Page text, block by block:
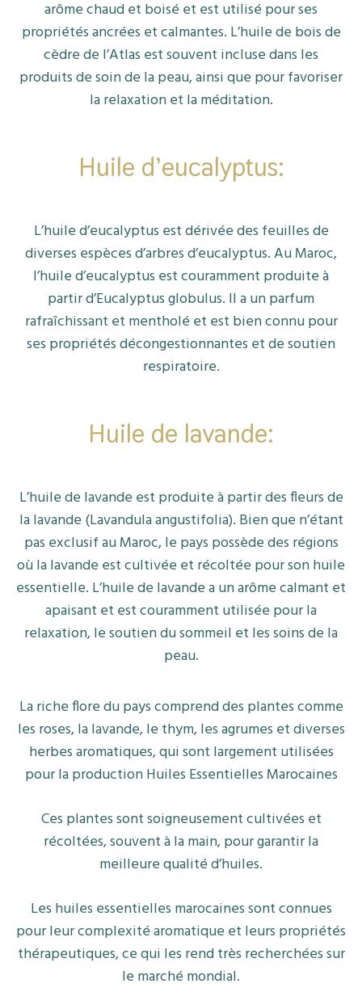
arôme chaud et boisé et est utilisé pour ses
propriétés ancrées et calmantes. L’huile de bois de
cèdre de l’Atlas est souvent incluse dans les
produits de soin de la peau, ainsi que pour favoriser
la relaxation et la méditation.
Huile d’eucalyptus:
L’huile d’eucalyptus est dérivée des feuilles de
diverses espèces d’arbres d’eucalyptus. Au Maroc,
l’huile d’eucalyptus est couramment produite à
partir d’Eucalyptus globulus. Il a un parfum
rafraîchissant et mentholé et est bien connu pour
ses propriétés décongestionnantes et de soutien
respiratoire.
Huile de lavande:
L’huile de lavande est produite à partir des fleurs de
la lavande (Lavandula angustifolia). Bien que n’étant
pas exclusif au Maroc, le pays possède des régions
où la lavande est cultivée et récoltée pour son huile
essentielle. L’huile de lavande a un arôme calmant et
apaisant et est couramment utilisée pour la
relaxation, le soutien du sommeil et les soins de la
peau.
La riche flore du pays comprend des plantes comme
les roses, la lavande, le thym, les agrumes et diverses
herbes aromatiques, qui sont largement utilisées
pour la production Huiles Essentielles Marocaines
Ces plantes sont soigneusement cultivées et
récoltées, souvent à la main, pour garantir la
meilleure qualité d’huiles.
Les huiles essentielles marocaines sont connues
pour leur complexité aromatique et leurs propriétés
thérapeutiques, ce qui les rend très recherchées sur
le marché mondial.